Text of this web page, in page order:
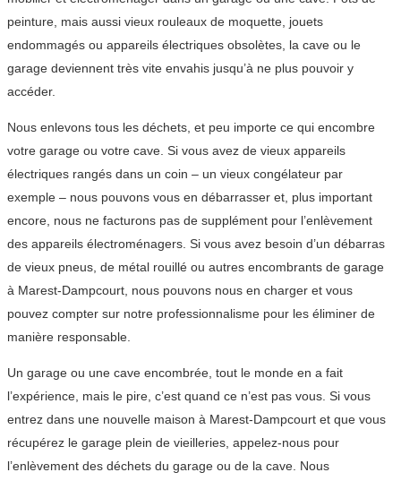
peinture, mais aussi vieux rouleaux de moquette, jouets
endommagés ou appareils électriques obsolètes, la cave ou le
garage deviennent très vite envahis jusqu’à ne plus pouvoir y
accéder.
Nous enlevons tous les déchets, et peu importe ce qui encombre
votre garage ou votre cave. Si vous avez de vieux appareils
électriques rangés dans un coin – un vieux congélateur par
exemple – nous pouvons vous en débarrasser et, plus important
encore, nous ne facturons pas de supplément pour l’enlèvement
des appareils électroménagers. Si vous avez besoin d’un débarras
de vieux pneus, de métal rouillé ou autres encombrants de garage
à Marest-Dampcourt, nous pouvons nous en charger et vous
pouvez compter sur notre professionnalisme pour les éliminer de
manière responsable.
Un garage ou une cave encombrée, tout le monde en a fait
l’expérience, mais le pire, c’est quand ce n’est pas vous. Si vous
entrez dans une nouvelle maison à Marest-Dampcourt et que vous
récupérez le garage plein de vieilleries, appelez-nous pour
l’enlèvement des déchets du garage ou de la cave. Nous